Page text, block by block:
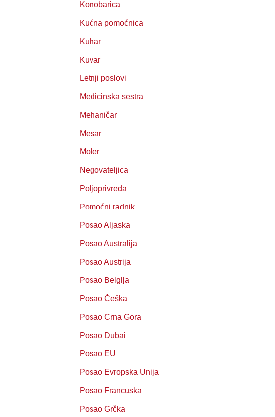
Konobarica
Kućna pomoćnica
Kuhar
Kuvar
Letnji poslovi
Medicinska sestra
Mehaničar
Mesar
Moler
Negovateljica
Poljoprivreda
Pomoćni radnik
Posao Aljaska
Posao Australija
Posao Austrija
Posao Belgija
Posao Češka
Posao Crna Gora
Posao Dubai
Posao EU
Posao Evropska Unija
Posao Francuska
Posao Grčka